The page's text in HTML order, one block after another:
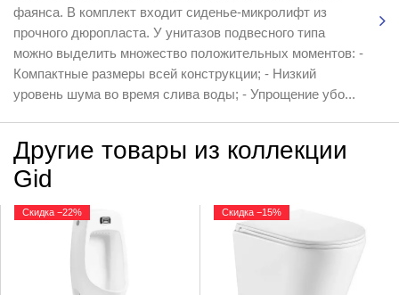
фаянса. В комплект входит сиденье-микролифт из
прочного дюропласта. У унитазов подвесного типа
можно выделить множество положительных моментов: -
Компактные размеры всей конструкции; - Низкий
уровень шума во время слива воды; - Упрощение убо...
Другие товары из коллекции
Gid
Скидка −22% Скидка −15%